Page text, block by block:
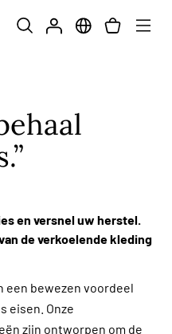
en versnel uw herstel.
de verkoelende kleding
een bewezen voordeel
eisen. Onze
zijn ontworpen om de